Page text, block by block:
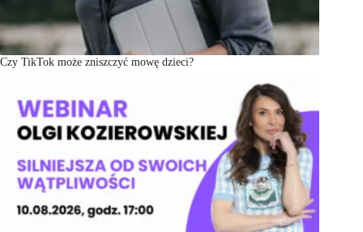
Czy TikTok może zniszczyć mowę dzieci?